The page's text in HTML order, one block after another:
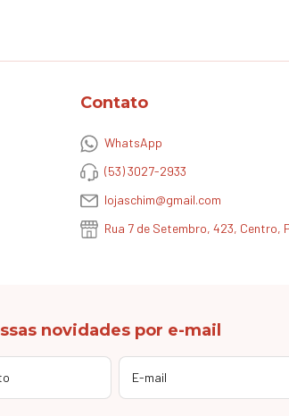
Contato
WhatsApp
(53) 3027-2933
lojaschim@gmail.com
Rua 7 de Setembro, 423, Centro,
novidades por e-mail